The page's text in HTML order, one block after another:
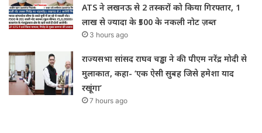
ATS ने लखनऊ से 2 तस्करों को किया गिरफ्तार, 1
लाख से ज्यादा के ₹500 के नकली नोट ज़ब्त
3 hours ago
राज्यसभा सांसद राघव चड्ढा ने की पीएम नरेंद्र मोदी से
मुलाकात, कहा- ‘एक ऐसी सुबह जिसे हमेशा याद
रखूंगा’
7 hours ago